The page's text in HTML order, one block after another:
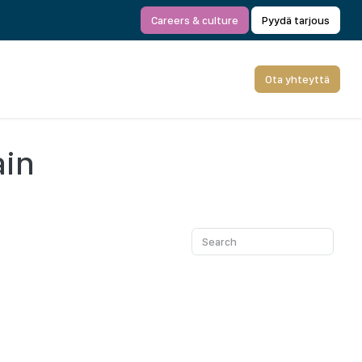
Careers & culture Pyydä tarjous
Ota yhteyttä